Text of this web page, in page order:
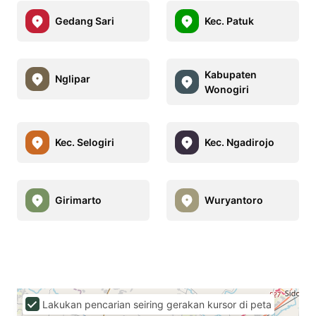
Gedang Sari Kec. Patuk
Nglipar
Kabupaten
Wonogiri
Kec. Selogiri Kec. Ngadirojo
Girimarto Wuryantoro
Lakukan pencarian seiring gerakan kursor di peta